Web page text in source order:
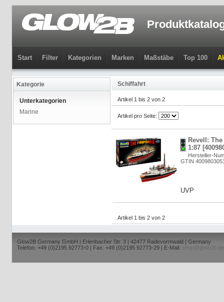
Start Filter Kategorien Marken Maßstäbe Top 100
Kategorie
Unterkategorien
Marine
Schiffahrt
Artikel 1 bis 2 von 2
Artikel pro Seite:
Revell:
1:87
Hersteller-
GTIN
UVP
Artikel 1 bis 2 von 2
Glow2B Germany GmbH | Erlenbacher Str. 3 | 42477 Radevormwald | Germany
Telefon: +49 (0)2195 92773-0 | Fax: +49 (0)2195 92773-29 | E-Mail:
shop@glow2b.de